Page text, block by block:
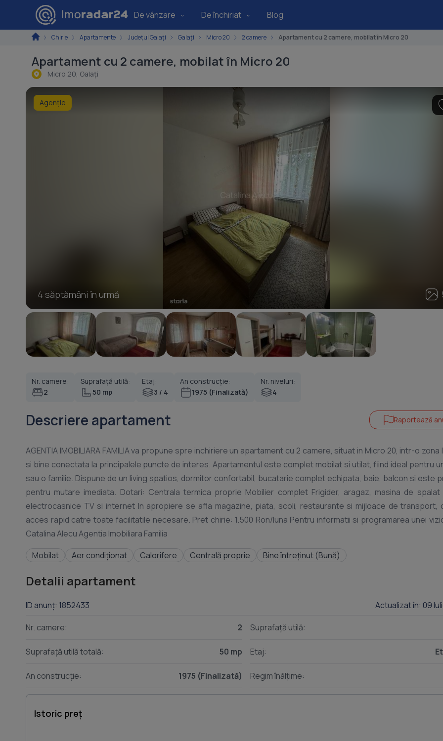
De vânzare De închiriat Blog
Chirie Apartamente Județul Galați Galați Micro 20 2 camere Apartament cu 2 camere, mobilat în Micro 20
Apartament cu 2 camere, mobilat în Micro 20
Micro 20, Galaţi
4 săptămâni în urmă 5
Agenție
Nr. camere:
2
Suprafață utilă:
50 mp
Etaj:
3 / 4
An construcție:
1975 (Finalizată)
Nr. niveluri:
4
Descriere apartament Raportează
AGENTIA IMOBILIARA FAMILIA va propune spre inchiriere un apartament cu 2 camere, situat in Micro 20, intr-o zona
si bine conectata la principalele puncte de interes. Apartamentul este complet mobilat si utilat, fiind ideal pentru
sau o familie. Dispune de un living spatios, dormitor confortabil, bucatarie complet echipata, baie, balcon si este
pentru mutare imediata. Dotari: Centrala termica proprie Mobilier complet Frigider, aragaz, masina de
electrocasnice TV si internet In apropiere se afla magazine, piata, scoli, restaurante si mijloace de transport,
acces rapid catre toate facilitatile necesare. Pret chirie: 1.500 Ron/luna Pentru informatii si programarea unei
Mobilat
Aer condiționat Calorifere Centrală proprie Bine întreținut (Bună)
Detalii apartament
Actualizat în: 09
ID anunț: 1852433
Nr. camere: 2 Suprafață utilă:
Suprafață utilă totală: 50 mp Etaj:
An construcție: 1975 (Finalizată) Regim înălțime:
Istoric preț